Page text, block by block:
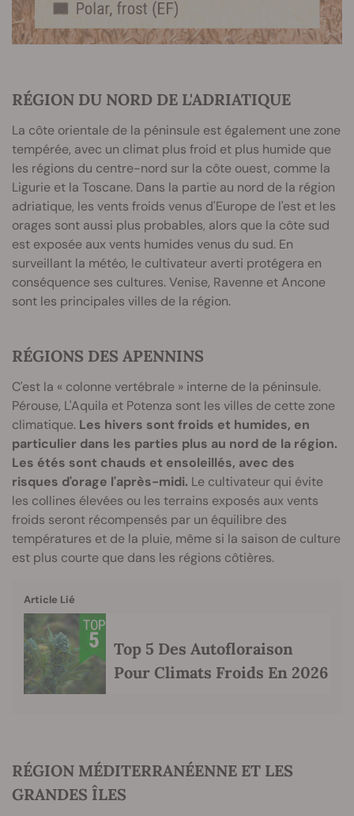
RÉGION DU NORD DE L'ADRIATIQUE
La côte orientale de la péninsule est également une zone
tempérée, avec un climat plus froid et plus humide que
les régions du centre-nord sur la côte ouest, comme la
Ligurie et la Toscane. Dans la partie au nord de la région
adriatique, les vents froids venus d'Europe de l'est et les
orages sont aussi plus probables, alors que la côte sud
est exposée aux vents humides venus du sud. En
surveillant la météo, le cultivateur averti protégera en
conséquence ses cultures. Venise, Ravenne et Ancone
sont les principales villes de la région.
RÉGIONS DES APENNINS
C'est la « colonne vertébrale » interne de la péninsule.
Pérouse, L'Aquila et Potenza sont les villes de cette zone
climatique. Les hivers sont froids et humides, en
particulier dans les parties plus au nord de la région.
Les étés sont chauds et ensoleillés, avec des
risques d'orage l'après-midi. Le cultivateur qui évite
les collines élevées ou les terrains exposés aux vents
froids seront récompensés par un équilibre des
températures et de la pluie, même si la saison de culture
est plus courte que dans les régions côtières.
Article Lié
Top 5 Des Autofloraison
Pour Climats Froids En 2026
RÉGION MÉDITERRANÉENNE ET LES
GRANDES ÎLES